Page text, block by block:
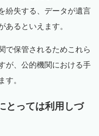
紛失する、データが遺言
あるといえます。
で保管されるためこれら
が、公的機関における手
す。
とっては利用しづ